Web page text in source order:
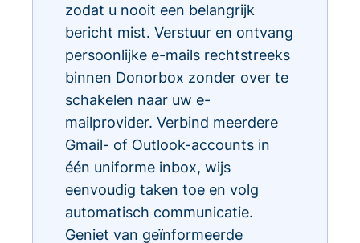
zodat u nooit een belangrijk
bericht mist. Verstuur en ontvang
persoonlijke e-mails rechtstreeks
binnen Donorbox zonder over te
schakelen naar uw e-
mailprovider. Verbind meerdere
Gmail- of Outlook-accounts in
één uniforme inbox, wijs
eenvoudig taken toe en volg
automatisch communicatie.
Geniet van geïnformeerde